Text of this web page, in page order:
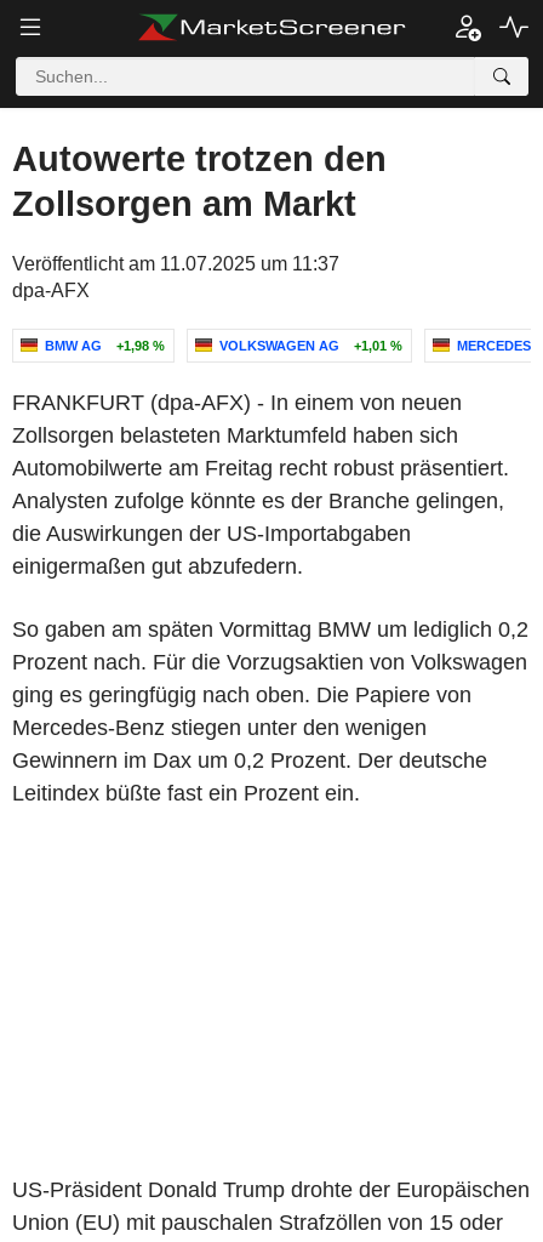
Autowerte trotzen den
Zollsorgen am Markt
Veröffentlicht am 11.07.2025 um 11:37
dpa-AFX
BMW AG +1,98 % VOLKSWAGEN AG +1,01 % MERCEDES-
FRANKFURT (dpa-AFX) - In einem von neuen
Zollsorgen belasteten Marktumfeld haben sich
Automobilwerte am Freitag recht robust präsentiert.
Analysten zufolge könnte es der Branche gelingen,
die Auswirkungen der US-Importabgaben
einigermaßen gut abzufedern.
So gaben am späten Vormittag BMW um lediglich 0,2
Prozent nach. Für die Vorzugsaktien von Volkswagen
ging es geringfügig nach oben. Die Papiere von
Mercedes-Benz stiegen unter den wenigen
Gewinnern im Dax um 0,2 Prozent. Der deutsche
Leitindex büßte fast ein Prozent ein.
US-Präsident Donald Trump drohte der Europäischen
Union (EU) mit pauschalen Strafzöllen von 15 oder